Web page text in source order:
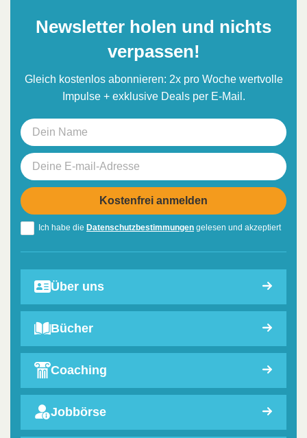
Newsletter holen und nichts
verpassen!
Gleich kostenlos abonnieren: 2x pro Woche wertvolle
Impulse + exklusive Deals per E-Mail.
Ich habe die Datenschutzbestimmungen gelesen und akzeptiert
Über uns
Bücher
Coaching
Jobbörse